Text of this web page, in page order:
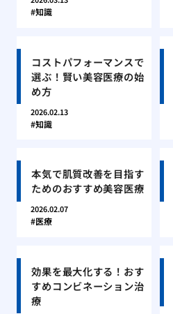
知識
コストパフォーマンスで
選ぶ！賢い美容医療の始
め方
2026.02.13
知識
本気で肌質改善を目指す
ためのおすすめ美容医療
2026.02.07
医療
効果を最大化する！おす
すめコンビネーション治
療